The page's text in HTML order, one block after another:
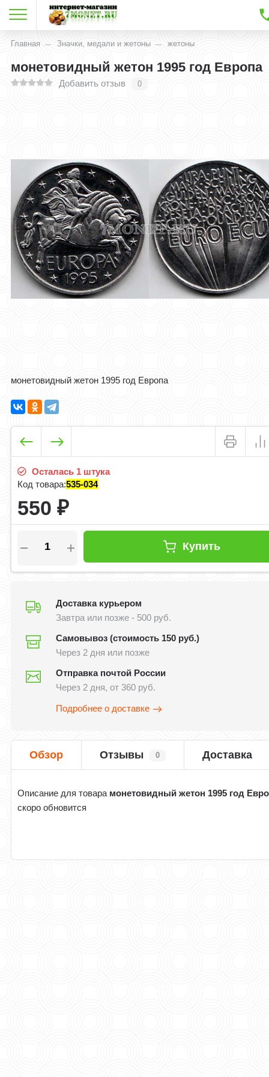
Главная Значки, медали и жетоны жетоны
монетовидный жетон 1995 год Европа
Добавить отзыв 0
монетовидный жетон 1995 год Европа
Осталась 1 штука
Код товара:535-034
550₽
Купить
Доставка курьером
Завтра или позже - 500 руб.
Самовывоз (стоимость 150 руб.)
Через 2 дня или позже
Отправка почтой России
Через 2 дня, от 360 руб.
Подробнее о доставке
Обзор Отзывы 0 Доставка
Описание для товара монетовидный жетон 1995 год
скоро обновится